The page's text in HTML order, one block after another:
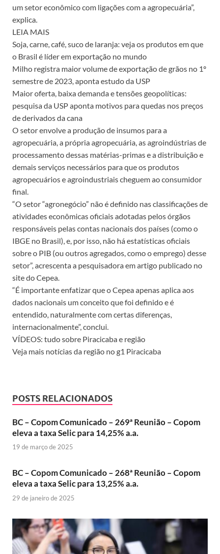
um setor econômico com ligações com a agropecuária”,
explica.
LEIA MAIS
Soja, carne, café, suco de laranja: veja os produtos em que
o Brasil é líder em exportação no mundo
Milho registra maior volume de exportação de grãos no 1º
semestre de 2023, aponta estudo da USP
Maior oferta, baixa demanda e tensões geopolíticas:
pesquisa da USP aponta motivos para quedas nos preços
de derivados da cana
O setor envolve a produção de insumos para a
agropecuária, a própria agropecuária, as agroindústrias de
processamento dessas matérias-primas e a distribuição e
demais serviços necessários para que os produtos
agropecuários e agroindustriais cheguem ao consumidor
final.
“O setor “agronegócio” não é definido nas classificações de
atividades econômicas oficiais adotadas pelos órgãos
responsáveis pelas contas nacionais dos países (como o
IBGE no Brasil), e, por isso, não há estatísticas oficiais
sobre o PIB (ou outros agregados, como o emprego) desse
setor”, acrescenta a pesquisadora em artigo publicado no
site do Cepea.
“É importante enfatizar que o Cepea apenas aplica aos
dados nacionais um conceito que foi definido e é
entendido, naturalmente com certas diferenças,
internacionalmente”, conclui.
VÍDEOS: tudo sobre Piracicaba e região
Veja mais notícias da região no g1 Piracicaba
POSTS RELACIONADOS
BC – Copom Comunicado – 269ª Reunião – Copom
eleva a taxa Selic para 14,25% a.a.
19 de março de 2025
BC – Copom Comunicado – 268ª Reunião – Copom
eleva a taxa Selic para 13,25% a.a.
29 de janeiro de 2025